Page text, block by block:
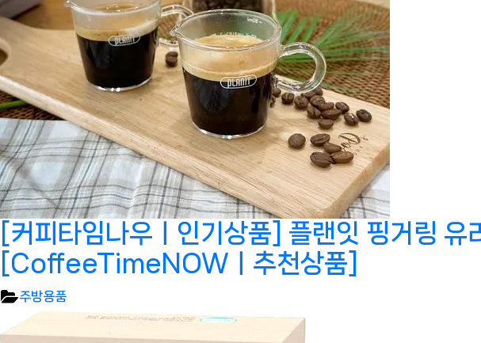
[커피타임나우ㅣ인기상품] 플랜잇 핑거링
[CoffeeTimeNOWㅣ추천상품]
주방용품